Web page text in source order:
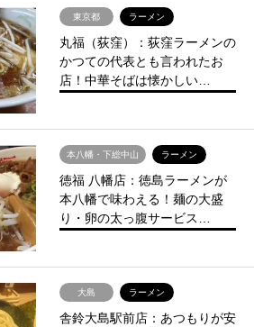
東京都 ラーメン
丸福（荻窪）：荻窪ラーメンの
かつての代表とも言われたお
店！中華そばは懐かしい…
本八幡・下総中山 ラーメン
徳福 八幡店：徳島ラーメンが
本八幡で味わえる！麺の大盛
り・卵の太っ腹サービス…
大島 ラーメン
舎鈴大島駅前店：あつもりが安